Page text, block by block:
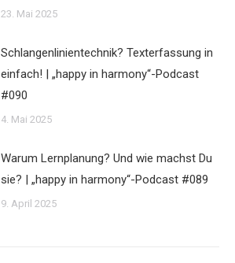
23. Mai 2025
Schlangenlinientechnik? Texterfassung in
einfach! | „happy in harmony“-Podcast
#090
4. Mai 2025
Warum Lernplanung? Und wie machst Du
sie? | „happy in harmony“-Podcast #089
9. April 2025